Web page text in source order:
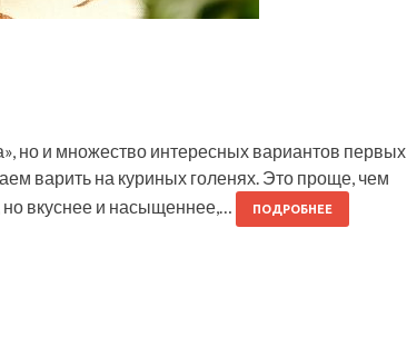
но и множество интересных вариантов первых
варить на куриных голенях. Это проще, чем
вкуснее и насыщеннее,…
ПОДРОБНЕЕ